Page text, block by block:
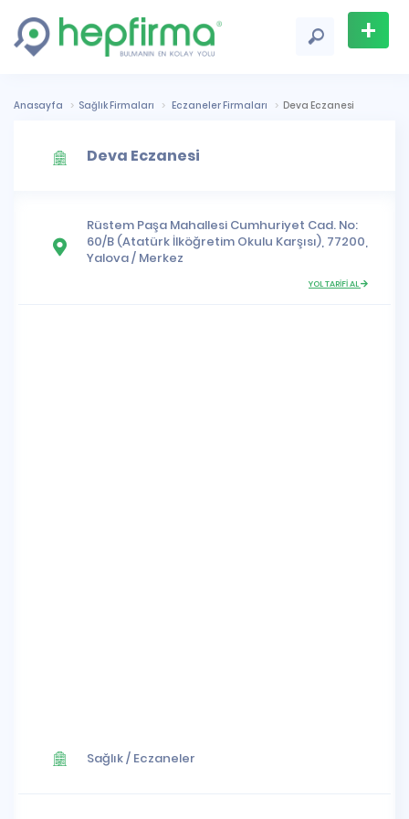
+
Anasayfa Sağlık Firmaları Eczaneler Firmaları Deva Eczanesi
Deva Eczanesi
Rüstem Paşa Mahallesi Cumhuriyet Cad. No:
60/B (Atatürk İlköğretim Okulu Karşısı), 77200,
Yalova/ Merkez
YOL TARİFİ AL
Sağlık/ Eczaneler